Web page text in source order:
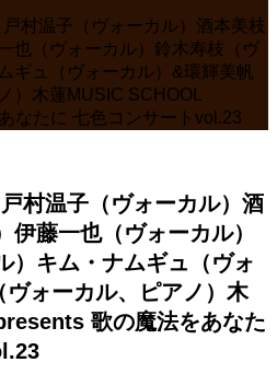
村温子（ヴォーカル）酒本美枝
也（ヴォーカル）鈴木寿枝（ヴ
ギュ（ヴォーカル）&環輝美帆
）木蓮MUSIC SCHOOL
なたに 七色コンサートvol.23
村温子（ヴォーカル）酒
藤一也（ヴォーカル）
）キム・ナムギュ（ヴォ
ォーカル、ピアノ）木
歌の魔法をあなた